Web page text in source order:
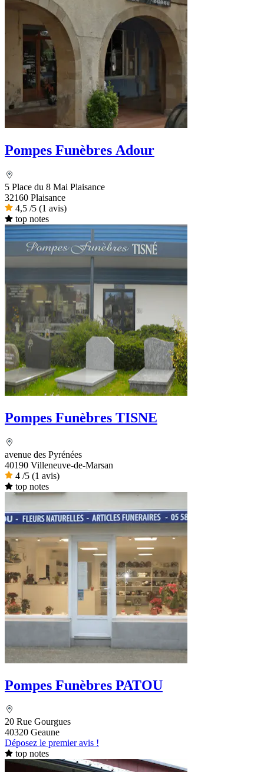
Pompes Funèbres Adour
5 Place du 8 Mai Plaisance
32160 Plaisance
4,5 /5 (1 avis)
top notes
Pompes Funèbres TISNE
avenue des Pyrénées
40190 Villeneuve-de-Marsan
4 /5 (1 avis)
top notes
Pompes Funèbres PATOU
20 Rue Gourgues
40320 Geaune
Déposez le premier avis !
top notes